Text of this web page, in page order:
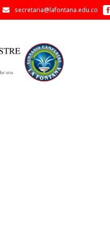
 secretaria@lafontana.edu.co 